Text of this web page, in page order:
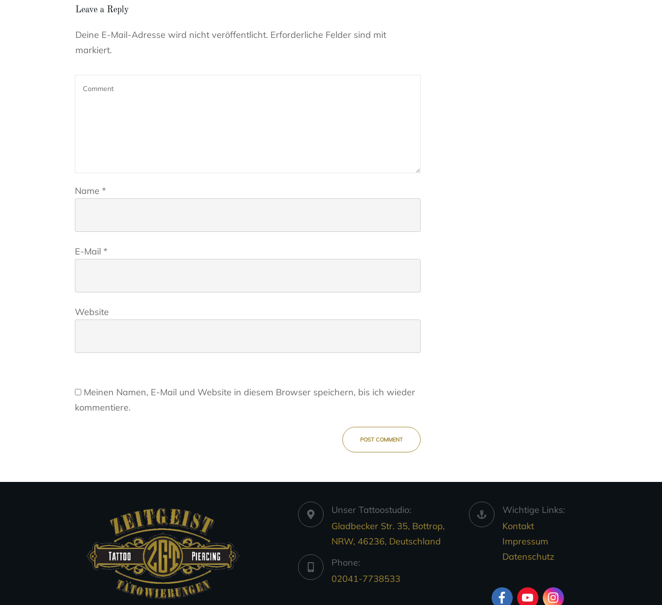
Leave a Reply
Deine E-Mail-Adresse wird nicht veröffentlicht. Erforderliche Felder sind mit
markiert.
Name *
E-Mail *
Website
Meinen Namen, E-Mail und Website in diesem Browser speichern, bis ich wieder
kommentiere.
POST COMMENT
Unser Tattoostudio:
Gladbecker Str. 35, Bottrop,
NRW, 46236, Deutschland
Phone:
02041-7738533
Wichtige Links:
Kontakt
Impressum
Datenschutz